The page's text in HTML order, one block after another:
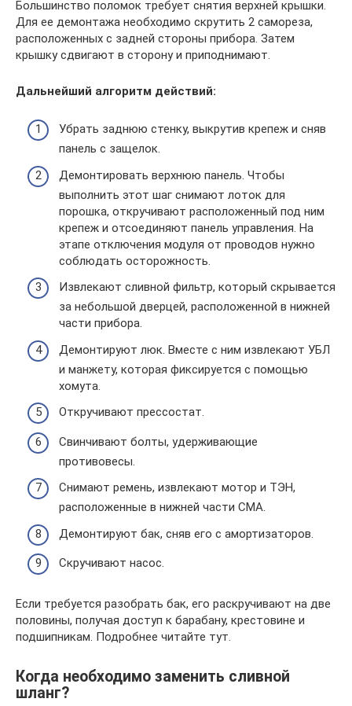
Большинство поломок требует снятия верхней крышки.
Для ее демонтажа необходимо скрутить 2 самореза,
расположенных с задней стороны прибора. Затем
крышку сдвигают в сторону и приподнимают.
Дальнейший алгоритм действий:
Убрать заднюю стенку, выкрутив крепеж и сняв
панель с защелок.
Демонтировать верхнюю панель. Чтобы
выполнить этот шаг снимают лоток для
порошка, откручивают расположенный под ним
крепеж и отсоединяют панель управления. На
этапе отключения модуля от проводов нужно
соблюдать осторожность.
Извлекают сливной фильтр, который скрывается
за небольшой дверцей, расположенной в нижней
части прибора.
Демонтируют люк. Вместе с ним извлекают УБЛ
и манжету, которая фиксируется с помощью
хомута.
Откручивают прессостат.
Свинчивают болты, удерживающие
противовесы.
Снимают ремень, извлекают мотор и ТЭН,
расположенные в нижней части СМА.
Демонтируют бак, сняв его с амортизаторов.
Скручивают насос.
Если требуется разобрать бак, его раскручивают на две
половины, получая доступ к барабану, крестовине и
подшипникам. Подробнее читайте тут.
Когда необходимо заменить сливной
шланг?